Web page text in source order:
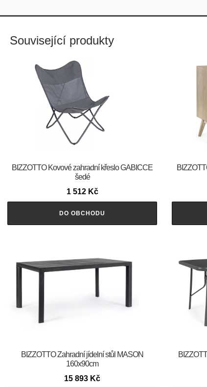
Související produkty
BIZZOTTO Kovové zahradní křeslo GABICCE
šedé
1 512 Kč
DO OBCHODU
BIZZOTTO Zahradní jídelní stůl MASON
160x90cm
15 893 Kč